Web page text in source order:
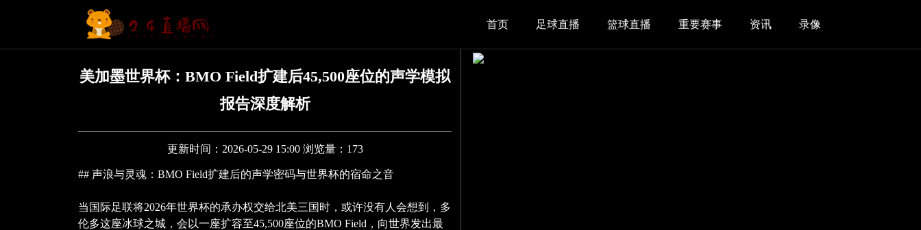
首页 足球直播 篮球直播 重要赛事 资讯 录像
美加墨世界杯：BMO Field扩建后45,500座位的声学模拟
报告深度解析
更新时间：2026-05-29 15:00 浏览量：173
## 声浪与灵魂：BMO Field扩建后的声学密码与世界杯的宿命之音
当国际足联将2026年世界杯的承办权交给北美三国时，或许没有人会想到，多
伦多这座冰球之城，会以一座扩容至45,500座位的BMO Field，向世界发出最